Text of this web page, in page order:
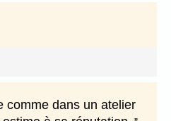
comme dans un atelier